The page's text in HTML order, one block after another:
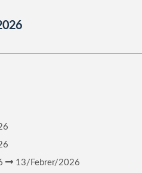
13/Febrer/2026